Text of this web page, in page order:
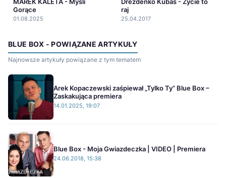
Gorące
01.08.2025
raj
25.04.2017
BLUE BOX - POWIĄZANE ARTYKUŁY
Najnowsze artykuły powiązane z tym tematem
Arek Kopaczewski zaśpiewał „Tylko Ty” Blue Box –
Zaskakująca premiera
14.01.2025, 19:07
Blue Box - Moja Gwiazdeczka | VIDEO | Premiera
24.06.2018, 15:38